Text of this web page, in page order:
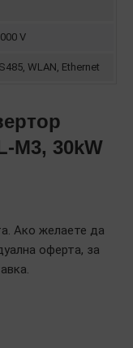
V
WLAN, Ethernet
M3, 30kW
Ако желаете да
оферта, за